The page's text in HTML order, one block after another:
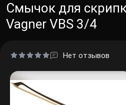
Смычок для
Vagner VBS 3/4
Нет отзывов